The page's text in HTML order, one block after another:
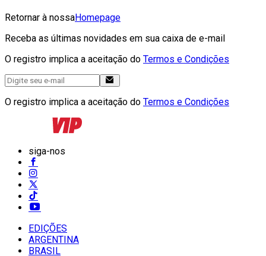
Retornar à nossaHomepage
Receba as últimas novidades em sua caixa de e-mail
O registro implica a aceitação do Termos e Condições
O registro implica a aceitação do Termos e Condições
siga-nos
EDIÇÕES
ARGENTINA
BRASIL